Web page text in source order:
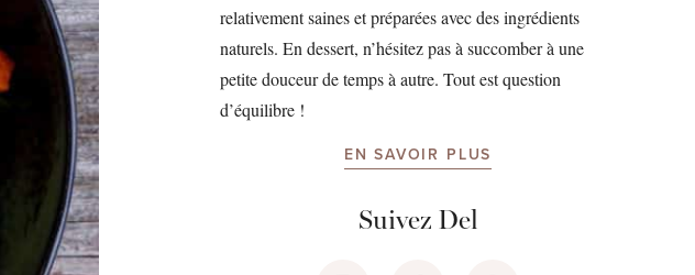
relativement saines et préparées avec des ingrédients
naturels. En dessert, n’hésitez pas à succomber à une
petite douceur de temps à autre. Tout est question
d’équilibre !
EN SAVOIR PLUS
Suivez Del